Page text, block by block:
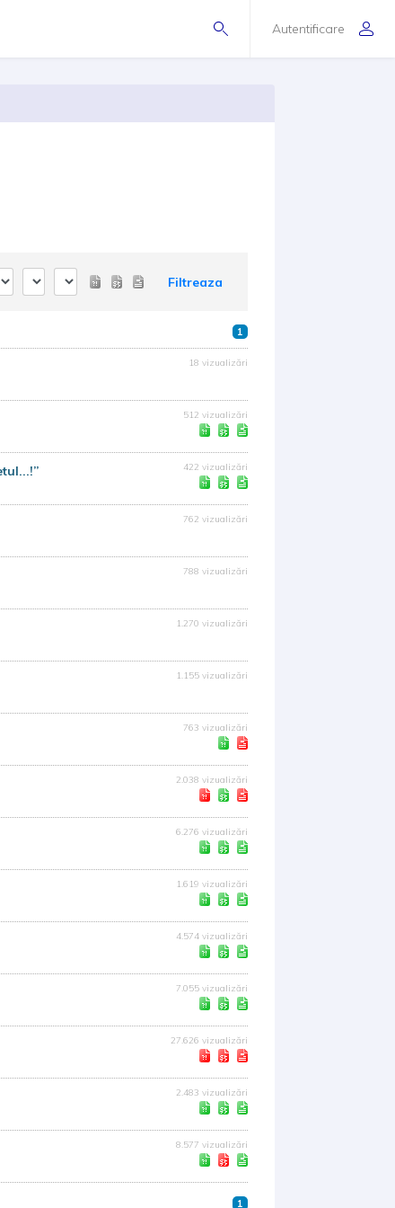
Autentificare
Filtreaza
1
18 vizualizări
512 vizualizări
422 vizualizări
762 vizualizări
788 vizualizări
1.270 vizualizări
1.155 vizualizări
763 vizualizări
2.038 vizualizări
6.276 vizualizări
1.619 vizualizări
4.574 vizualizări
7.055 vizualizări
27.626 vizualizări
2.483 vizualizări
8.577 vizualizări
1